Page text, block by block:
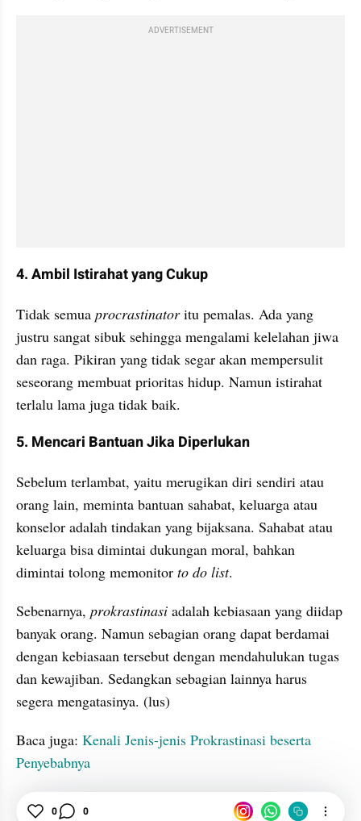
ADVERTISEMENT
4. Ambil Istirahat yang Cukup
Tidak semua procrastinator itu pemalas. Ada yang
justru sangat sibuk sehingga mengalami kelelahan jiwa
dan raga. Pikiran yang tidak segar akan mempersulit
seseorang membuat prioritas hidup. Namun istirahat
terlalu lama juga tidak baik.
5. Mencari Bantuan Jika Diperlukan
Sebelum terlambat, yaitu merugikan diri sendiri atau
orang lain, meminta bantuan sahabat, keluarga atau
konselor adalah tindakan yang bijaksana. Sahabat atau
keluarga bisa dimintai dukungan moral, bahkan
dimintai tolong memonitor to do list.
Sebenarnya, prokrastinasi adalah kebiasaan yang diidap
banyak orang. Namun sebagian orang dapat berdamai
dengan kebiasaan tersebut dengan mendahulukan tugas
dan kewajiban. Sedangkan sebagian lainnya harus
segera mengatasinya. (lus)
Baca juga: Kenali Jenis-jenis Prokrastinasi beserta
Penyebabnya
Pengertian Kebiasaan
0 0